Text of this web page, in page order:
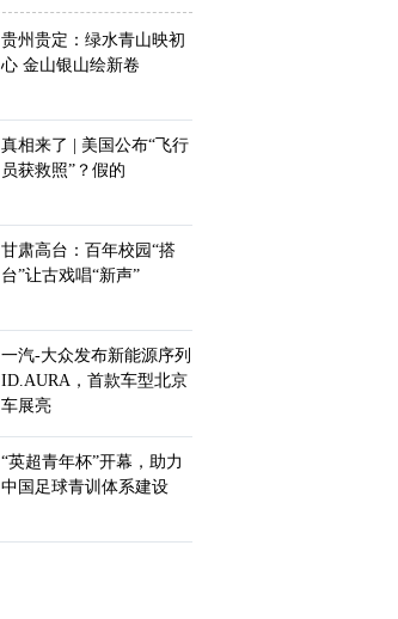
贵州贵定：绿水青山映初
心 金山银山绘新卷
真相来了 | 美国公布“飞行
员获救照”？假的
甘肃高台：百年校园“搭
台”让古戏唱“新声”
一汽-大众发布新能源序列
ID.AURA，首款车型北京
车展亮
“英超青年杯”开幕，助力
中国足球青训体系建设